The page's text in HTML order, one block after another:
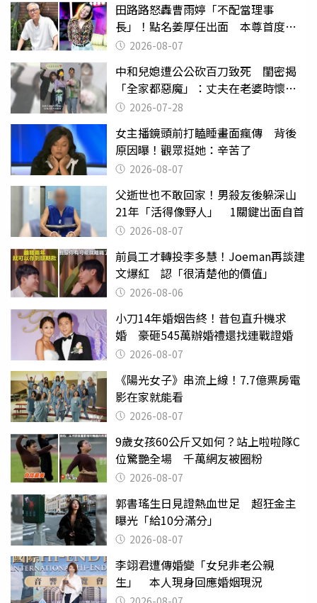
田路路怒轟曹雨婷「不配當理事
長」！點名姜厚任出面 本尊首度回
應了2026-08-07
中和兒媳遭公公砍百刀致死 閨密揭
「全家都惡魔」：丈夫在老婆時懷孕
摔東西
2026-07-28
女主播鏡頭前打瞌睡畫面瘋傳 背後
原因曝！觀眾挺她：辛苦了
2026-08-07
父逝世也不敢回家！男殺友後躲深山
21年「活得像野人」 1關鍵出面自首
2026-08-07
前員工才轉投李多慧！Joeman再談建
文爆紅 認「很清楚他的價值」
2026-08-06
小刀14年婚姻告終！昔包直升機求
婚 豪砸545萬辦婚禮還找連戰證婚
2026-08-07
《陽光女子》串流上線！7.7億票房電
影在家就能看
2026-08-07
9歲女孩60公斤又如何？站上啦啦隊C
位驚艷全場 千萬網友被圈粉
2026-08-07
郭書瑤生日見證熱血世足 超狂金主
曝光「給10分滿分」
2026-08-07
李翊君遭傳婚變「女兒非老公親
生」 本人現身回應婚姻現況